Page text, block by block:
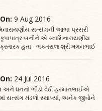
9 Aug 2016
સત્સંગની આભા પ્રસરી
બનીને એ સ્વામિનારાયણીય
હતા - ભક્તરાજ શ્રી મગનભાઈ
24 Jul 2016
ધનનો ભીડો વેઠી હરમાનભાઈએ
સત્સંગ મંડળો સ્થાપ્યાં, અનેક જીવોને